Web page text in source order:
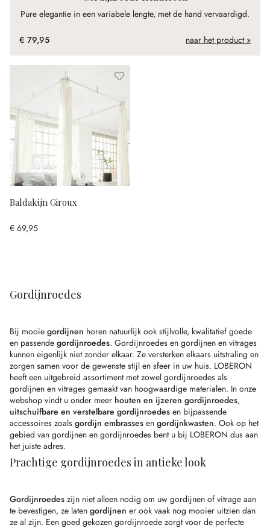
Pure elegantie in een variabele lengte, met de hand vervaardigd.
€ 79,95 naar het product »
Baldakijn Giroux
€ 69,95
Gordijnroedes
Bij mooie gordijnen horen natuurlijk ook stijlvolle, kwalitatief goede
en passende gordijnroedes. Gordijnroedes en gordijnen en vitrages
kunnen eigenlijk niet zonder elkaar. Ze versterken elkaars uitstraling en
zorgen samen voor de gewenste stijl en sfeer in uw huis. LOBERON
heeft een uitgebreid assortiment met zowel gordijnroedes als
gordijnen en vitrages gemaakt van hoogwaardige materialen. In onze
webshop vindt u onder meer houten en ijzeren gordijnroedes,
uitschuifbare en verstelbare gordijnroedes en bijpassende
accessoires zoals gordijn embrasses en gordijnkwasten. Ook op het
gebied van gordijnen en gordijnroedes bent u bij LOBERON dus aan
het juiste adres.
Prachtige gordijnroedes in antieke look
Gordijnroedes zijn niet alleen nodig om uw gordijnen of vitrage aan
te bevestigen, ze laten gordijnen er ook vaak nog mooier uitzien dan
ze al zijn. Een goed gekozen gordijnroede zorgt voor de perfecte